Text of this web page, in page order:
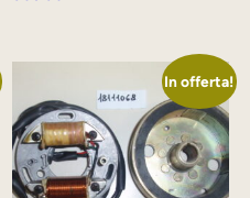
In offerta!